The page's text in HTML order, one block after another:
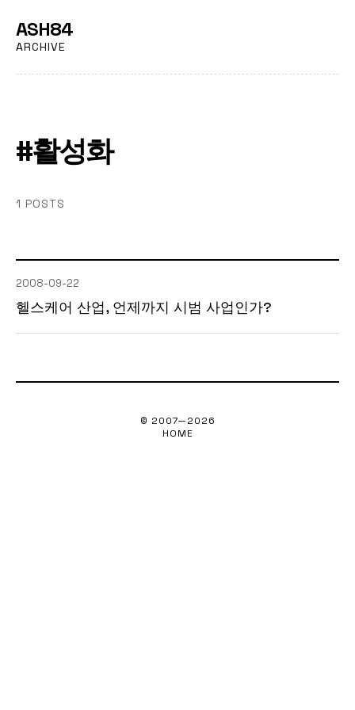
ASH84
ARCHIVE
#활성화
1 POSTS
2008-09-22
헬스케어 산업, 언제까지 시범 사업인가?
© 2007—2026
HOME